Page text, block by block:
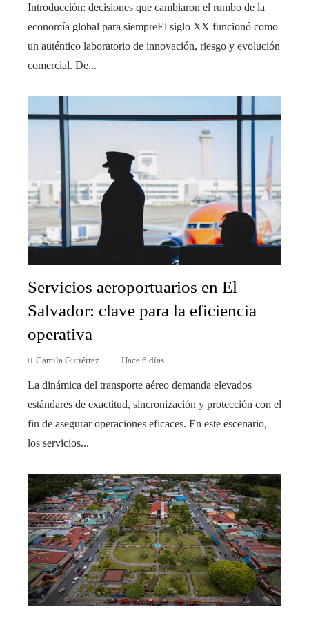
Introducción: decisiones que cambiaron el rumbo de la
economía global para siempreEl siglo XX funcionó como
un auténtico laboratorio de innovación, riesgo y evolución
comercial. De...
Servicios aeroportuarios en El
Salvador: clave para la eficiencia
operativa
Camila Gutiérrez Hace 6 días
La dinámica del transporte aéreo demanda elevados
estándares de exactitud, sincronización y protección con el
fin de asegurar operaciones eficaces. En este escenario,
los servicios...